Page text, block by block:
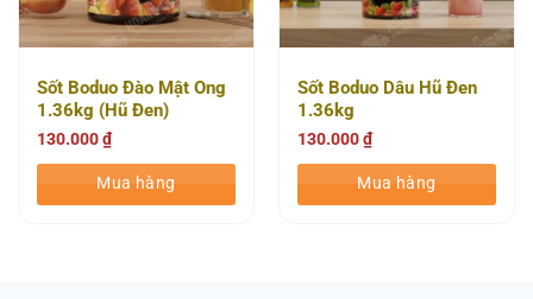
Sốt Boduo Đào Mật Ong
1.36kg (Hũ Đen)
130.000₫
Mua hàng
Sốt Boduo Dâu Hũ Đen
1.36kg
130.000₫
Mua hàng